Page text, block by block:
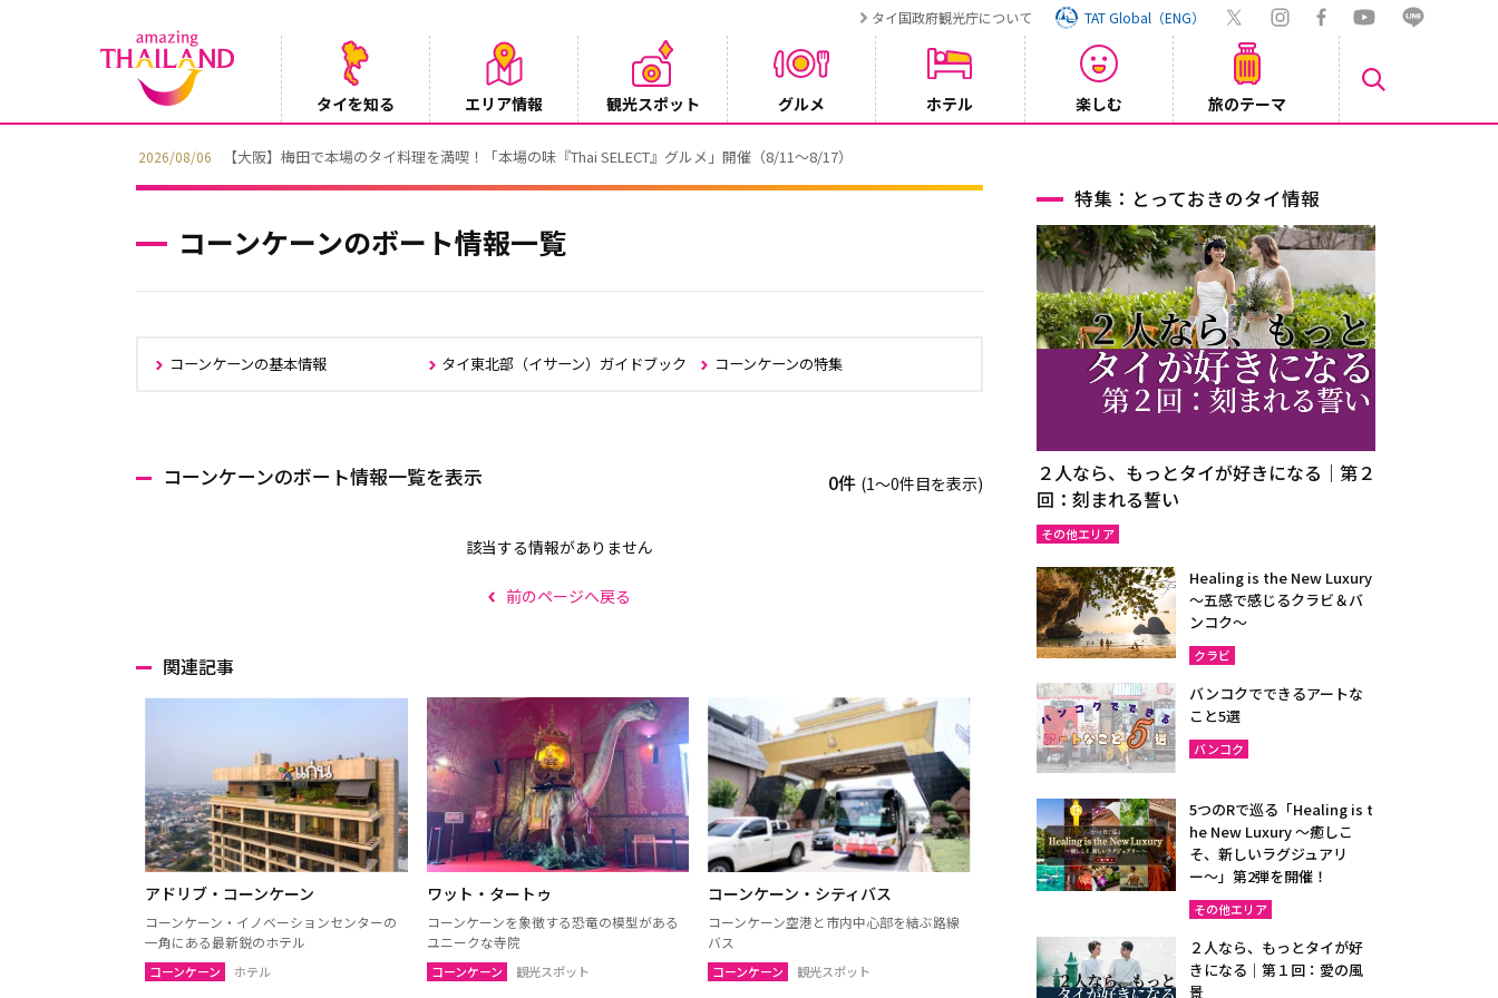
タイ国政府観光庁について TAT Global（ENG）
タイを知る エリア情報 観光スポット グルメ ホテル 楽しむ 旅のテーマ
2026/08/05 【テレビ】NHK『世界ふれあい街歩き』でタイ・プーケットが紹介されます
コーンケーンのボート情報一覧
コーンケーンの基本情報 タイ東北部（イサーン）ガイドブック コーンケーンの特集
コーンケーンのボート情報一覧を表示 0件 (1〜0件目を表示)
該当する情報がありません
前のページへ戻る
関連記事
アドリブ・コーンケーン
コーンケーン・イノベーションセンターの
一角にある最新鋭のホテル
コーンケーン ホテル
ワット・タートゥ
コーンケーンを象徴する恐竜の模型がある
ユニークな寺院
コーンケーン 観光スポット
コーンケーン・シティバス
コーンケーン空港と市内中心部を結ぶ路線
バス
コーンケーン 観光スポット
特集：とっておきのタイ情報
２人なら、もっとタイが好きになる｜第２
回：刻まれる誓い
その他エリア
Healing is the New Luxury
～五感で感じるクラビ＆バ
ンコク～
クラビ
バンコクでできるアートな
こと5選
バンコク
5つのRで巡る「Healing is t
he New Luxury ～癒しこ
そ、新しいラグジュアリ
ー〜」第2弾を開催！
その他エリア
２人なら、もっとタイが好
きになる｜第１回：愛の風
景